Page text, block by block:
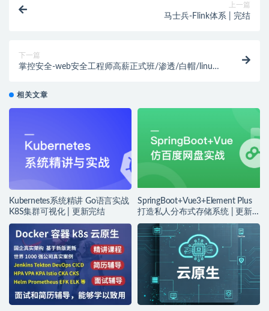
上一篇
马士兵-Flink体系 | 完结
下一篇
掌控安全-web安全工程师高薪正式班/渗透/白帽/linux/
相关文章
Kubernetes系统精讲 Go语言实战
K8S集群可视化 | 更新完结
SpringBoot+Vue3+Element Plus
打造私人分布式存储系统 | 更新
完结